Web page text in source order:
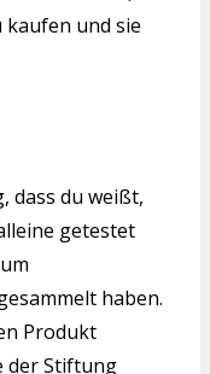
kaufen und sie
dass du weißt,
getestet
haben.
Produkt
der Stiftung